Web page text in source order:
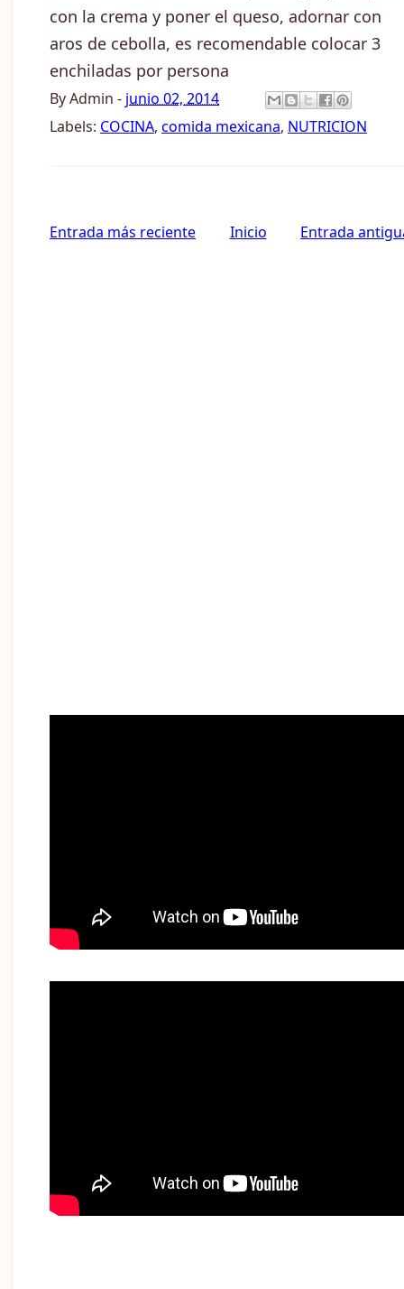
con la crema y poner el queso, adornar con
aros de cebolla, es recomendable colocar 3
enchiladas por persona
ByAdmin - junio 02, 2014
Labels: COCINA, comida mexicana, NUTRICION
Entrada más reciente Entrada
Inicio